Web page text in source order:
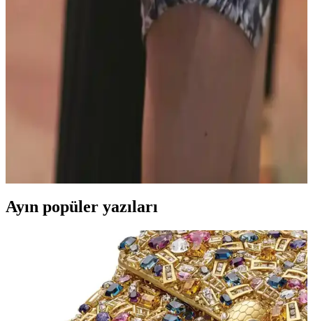
MAISON de SABRÉ Pikachu çantası, Pokémon temalı tasarımı ve
kaliteli derisiyle dikkat çekiyor. Fermuarsız yapısı güvenlik endişesi
Stella McCartney Falabella Çanta Modelleri ve
Boyut Ayrımları Hakkında Detaylı Bilgi
boyutlarıyla farklı kullanım ihtiyaçlarına hitap eder. Askı uzunluğu
Ayın popüler yazıları